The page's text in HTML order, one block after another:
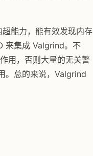
能力，能有效发现内存
来集成 Valgrind。不
用，否则大量的无关警
。总的来说，Valgrind